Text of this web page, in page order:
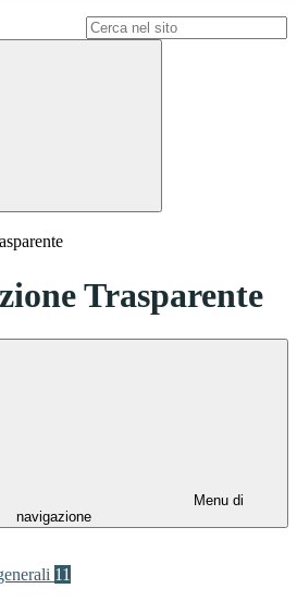
Trasparente
Menu di
navigazione
11